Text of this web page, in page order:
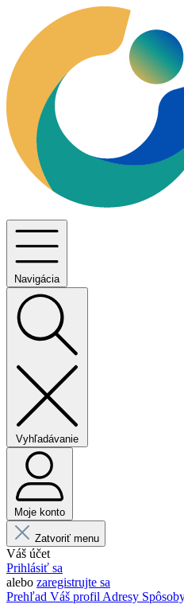
Navigácia
Vyhľadávanie
Moje konto
Zatvoriť menu
Váš účet
Prihlásiť sa
alebo zaregistrujte sa
Prehľad Váš profil Adresy